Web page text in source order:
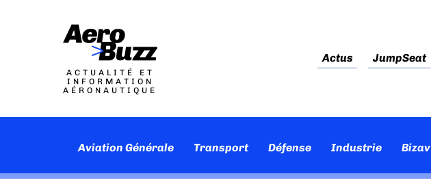
ACTUALITÉ ET
INFORMATION
AÉRONAUTIQUE
Actus JumpSeat
Aviation Générale Transport Défense Industrie Bizav